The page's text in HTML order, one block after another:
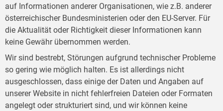
auf Informationen anderer Organisationen, wie z.B. anderer
österreichischer Bundesministerien oder den EU-Server. Für
die Aktualität oder Richtigkeit dieser Informationen kann
keine Gewähr übernommen werden.
Wir sind bestrebt, Störungen aufgrund technischer Probleme
so gering wie möglich halten. Es ist allerdings nicht
ausgeschlossen, dass einige der Daten und Angaben auf
unserer Website in nicht fehlerfreien Dateien oder Formaten
angelegt oder strukturiert sind, und wir können keine